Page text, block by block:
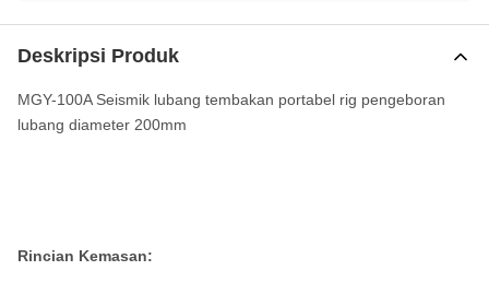
Deskripsi Produk
MGY-100A Seismik lubang tembakan portabel rig pengeboran
lubang diameter 200mm
Rincian Kemasan: